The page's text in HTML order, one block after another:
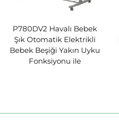
P780DV2 Havalı Bebek
Şık Otomatik Elektrikli
Bebek Beşiği Yakın Uyku
Fonksiyonu ile